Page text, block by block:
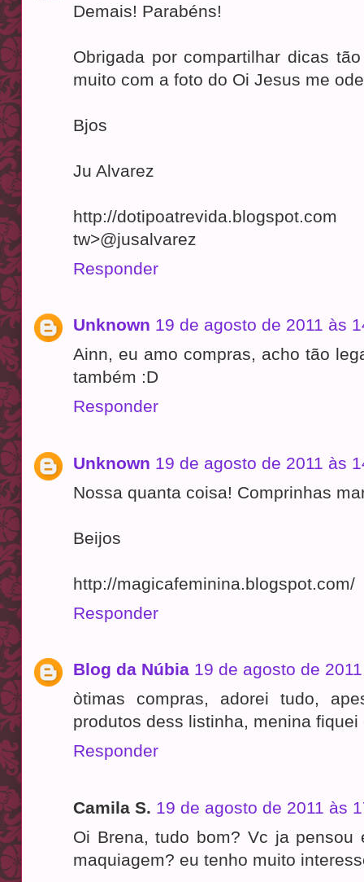
Demais! Parabéns!
Obrigada por compartilhar dicas
muito com a foto do Oi Jesus me
Bjos
Ju Alvarez
http://dotipoatrevida.blogspot.com
tw>@jusalvarez
Responder
Unknown 19 de agosto de 2011 às
Ainn, eu amo compras, acho tão
também :D
Responder
Unknown 19 de agosto de 2011 às
Nossa quanta coisa! Comprinhas
Beijos
http://magicafeminina.blogspot.com/
Responder
Blog da Núbia 19 de agosto de
òtimas compras, adorei tudo,
produtos dess listinha, menina
Responder
Camila S. 19 de agosto de 2011 às
Oi Brena, tudo bom? Vc ja
maquiagem? eu tenho muito